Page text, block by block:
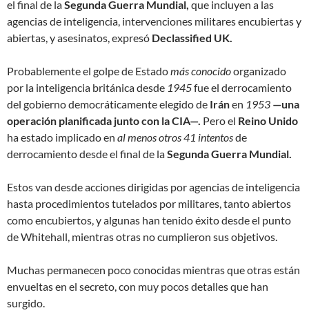
el final de laSegunda Guerra Mundial, que incluyen a las
agencias de inteligencia, intervenciones militares encubiertas y
abiertas, y asesinatos, expresó Declassified UK.
Probablemente el golpe de Estadomás conocidoorganizado
por la inteligencia británica desde 1945fue el derrocamiento
del gobierno democráticamente elegido de Iránen 1953 —una
operación planificada junto con la CIA—. Pero el Reino Unido
ha estado implicado en al menos otros 41 intentosde
derrocamiento desde el final de laSegunda Guerra Mundial.
Estos van desde acciones dirigidas por agencias de inteligencia
hasta procedimientos tutelados por militares, tanto abiertos
como encubiertos, y algunas han tenido éxito desde el punto
de Whitehall, mientras otras no cumplieron sus objetivos.
Muchas permanecen poco conocidas mientras que otras están
envueltas en el secreto, con muy pocos detalles que han
surgido.